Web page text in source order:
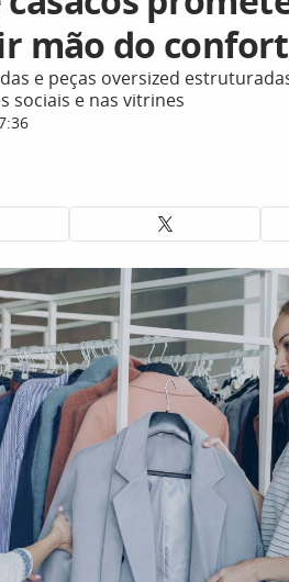
mão do
e peças oversized
sociais e nas vitrines